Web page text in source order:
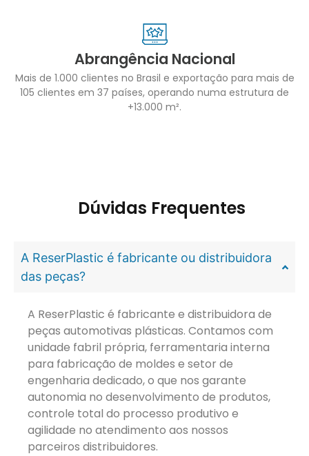
Abrangência Nacional
Mais de 1.000 clientes no Brasil e exportação para mais de
105 clientes em 37 países, operando numa estrutura de
+13.000 m².
Dúvidas Frequentes
A ReserPlastic é fabricante ou distribuidora
das peças?
A ReserPlastic é fabricante e distribuidora de
peças automotivas plásticas. Contamos com
unidade fabril própria, ferramentaria interna
para fabricação de moldes e setor de
engenharia dedicado, o que nos garante
autonomia no desenvolvimento de produtos,
controle total do processo produtivo e
agilidade no atendimento aos nossos
parceiros distribuidores.